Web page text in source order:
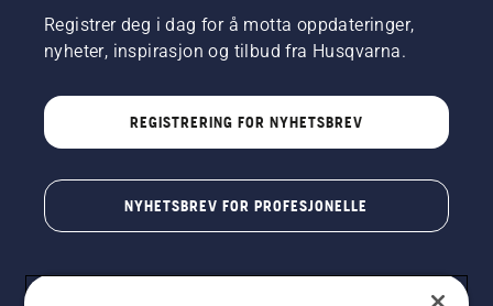
Registrer deg i dag for å motta oppdateringer,
nyheter, inspirasjon og tilbud fra Husqvarna.
REGISTRERING FOR NYHETSBREV
NYHETSBREV FOR PROFESJONELLE